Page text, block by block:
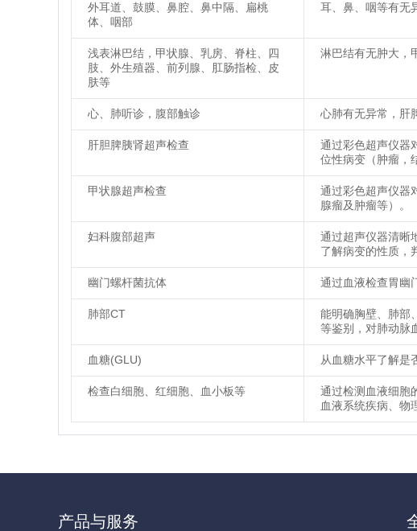
外耳道、鼓膜、鼻腔、鼻中隔、扁桃
体、咽部
耳、鼻、咽等有无
浅表淋巴结，甲状腺、乳房、脊柱、四
肢、外生殖器、前列腺、肛肠指检、皮
肤等
淋巴结有无肿大，
心、肺听诊，腹部触诊 心肺有无异常，肝
肝胆脾胰肾超声检查
通过彩色超声仪器
位性病变（肿瘤，
甲状腺超声检查
通过彩色超声仪器
腺瘤及肿瘤等）。
妇科腹部超声
通过超声仪器清晰
了解病变的性质，
幽门螺杆菌抗体 通过血液检查胃幽
肺部CT
能明确胸壁、肺部
等鉴别，对肺动脉
血糖(GLU) 从血糖水平了解是
检查白细胞、红细胞、血小板等
通过检测血液细胞
血液系统疾病、物
产品与服务